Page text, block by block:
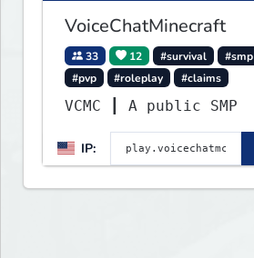
VoiceChatMinecraft
33 12 #survival #smp
#pvp
#roleplay #claims
VCMC ┃ A public SMP
IP: